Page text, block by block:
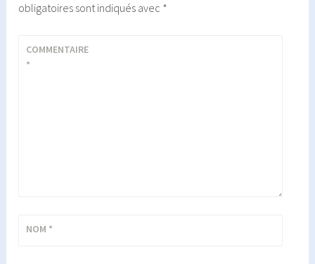
obligatoires sont indiqués avec *
COMMENTAIRE
*
NOM *